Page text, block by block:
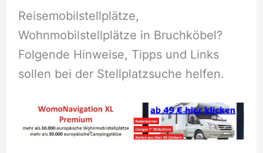
Reisemobilstellplätze,
Wohnmobilstellplätze in Bruchköbel?
Folgende Hinweise, Tipps und Links
sollen bei der Stellplatzsuche helfen.